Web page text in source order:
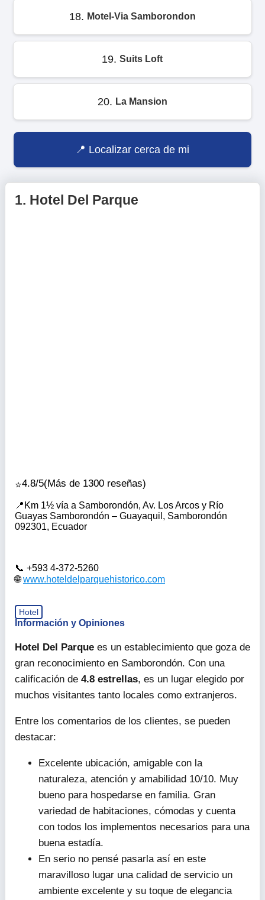
18. Motel-Via Samborondon
19. Suits Loft
20. La Mansion
Localizar cerca de mi
+593 4-372-5260
www.hoteldelparquehistorico.com
1. Hotel Del Parque
4.8/5(Más de 1300 reseñas)
Km 1½ vía a Samborondón, Av. Los Arcos y Río
Guayas Samborondón – Guayaquil, Samborondón
092301, Ecuador
Hotel
Información y Opiniones
Hotel Del Parque es un establecimiento que goza de
gran reconocimiento en Samborondón. Con una
calificación de 4.8 estrellas, es un lugar elegido por
muchos visitantes tanto locales como extranjeros.
Entre los comentarios de los clientes, se pueden
destacar:
Excelente ubicación, amigable con la
naturaleza, atención y amabilidad 10/10. Muy
bueno para hospedarse en familia. Gran
variedad de habitaciones, cómodas y cuenta
con todos los implementos necesarios para una
buena estadía.
En serio no pensé pasarla así en este
maravilloso lugar una calidad de servicio un
ambiente excelente y su toque de elegancia